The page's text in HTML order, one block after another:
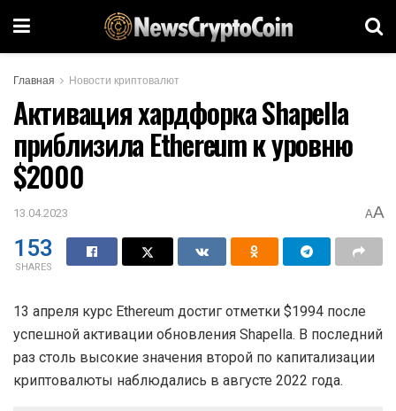
Главная Новости криптовалют
Активация хардфорка Shapella
приблизила Ethereum к уровню
$2000
13.04.2023 AA
153
SHARES
13 апреля курс Ethereum достиг отметки $1994 после
успешной активации обновления Shapella. В последний
раз столь высокие значения второй по капитализации
криптовалюты наблюдались в августе 2022 года.